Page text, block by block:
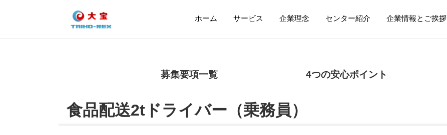
ホーム サービス 企業理念 センター紹介 企業情報とご挨拶
募集要項一覧 4つの安心ポイント
食品配送2tドライバー（乗務員）